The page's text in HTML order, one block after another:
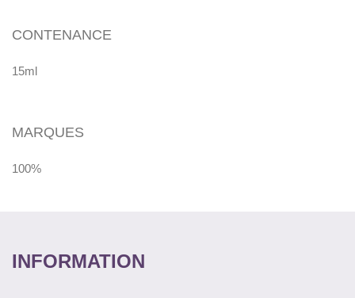
CONTENANCE
15ml
MARQUES
100%
INFORMATION